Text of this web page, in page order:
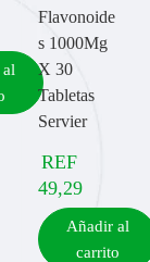
Flavonoide
s 1000Mg
X 30
Tabletas
Servier
REF
49,29
Añadir al
carrito